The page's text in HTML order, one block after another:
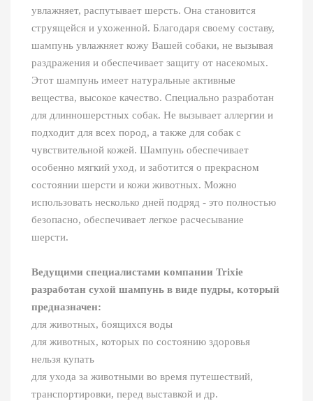
увлажняет, распутывает шерсть. Она становится
струящейся и ухоженной. Благодаря своему составу,
шампунь увлажняет кожу Вашей собаки, не вызывая
раздражения и обеспечивает защиту от насекомых.
Этот шампунь имеет натуральные активные
вещества, высокое качество. Специально разработан
для длинношерстных собак. Не вызывает аллергии и
подходит для всех пород, а также для собак с
чувствительной кожей. Шампунь обеспечивает
особенно мягкий уход, и заботится о прекрасном
состоянии шерсти и кожи животных. Можно
использовать несколько дней подряд - это полностью
безопасно, обеспечивает легкое расчесывание
шерсти.
Ведущими специалистами компании Trixie
разработан сухой шампунь в виде пудры, который
предназначен:
для животных, боящихся воды
для животных, которых по состоянию здоровья
нельзя купать
для ухода за животными во время путешествий,
транспортировки, перед выставкой и др.